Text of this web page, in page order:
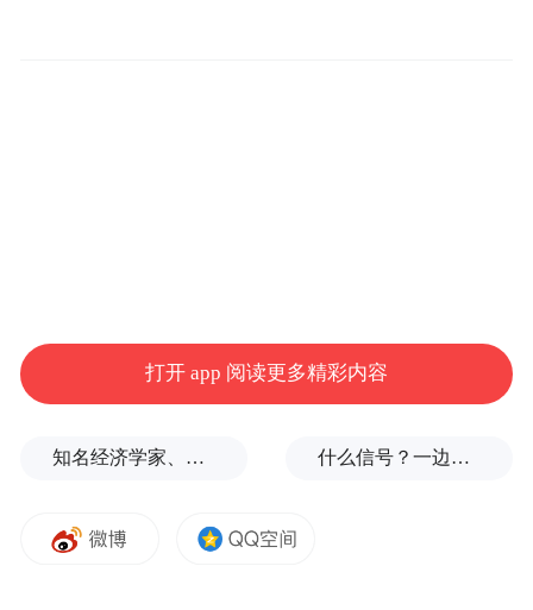
持续深化“来神奇栾川 不只老君山”的大众认
知，聚焦避暑旅居核心方向，串联老君山、
鸡冠洞、重渡沟、龙峪湾、天河大峡谷、养
夜游、非遗手作、特色美食、网红小店、精
打开 app 阅读更多精彩内容
知名经济学家、教育家、出版人高希均辞世，享年90岁 什么信号？一边金价大跌，一边各国央行一直买